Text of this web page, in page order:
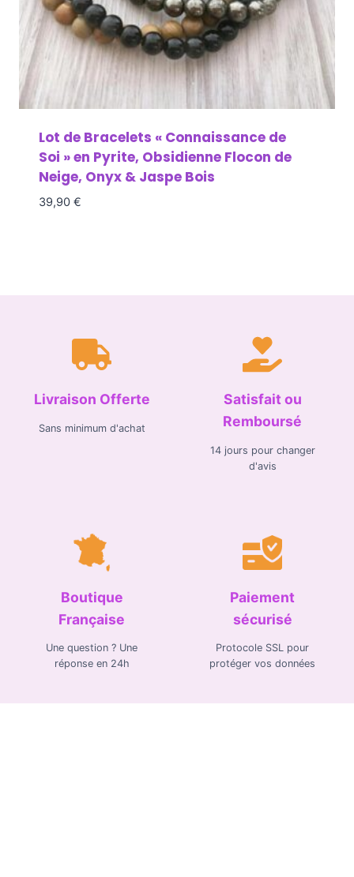
Lot de Bracelets « Connaissance de
Soi » en Pyrite, Obsidienne Flocon de
Neige, Onyx & Jaspe Bois
39,90 €
Livraison Offerte
Sans minimum d'achat
Satisfait ou
Remboursé
14 jours pour changer
d'avis
Boutique
Française
Une question ? Une
réponse en 24h
Paiement
sécurisé
Protocole SSL pour
protéger vos données